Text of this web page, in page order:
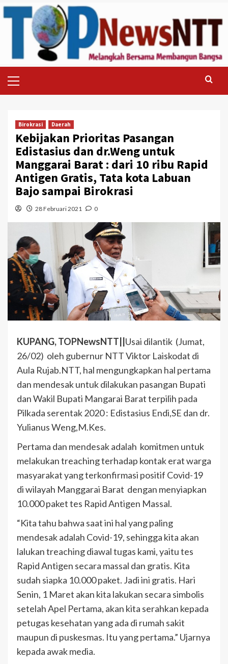
Skip
to
Menu
Birokrasi Daerah
Kebijakan Prioritas Pasangan
Edistasius dan dr.Weng untuk
Manggarai Barat : dari 10 ribu Rapid
Antigen Gratis, Tata kota Labuan
Bajo sampai Birokrasi
28 Februari 2021 0
KUPANG, TOPNewsNTT||Usai dilantik (Jumat,
26/02) oleh gubernur NTT Viktor Laiskodat di
Aula Rujab.NTT, hal mengungkapkan hal pertama
dan mendesak untuk dilakukan pasangan Bupati
dan Wakil Bupati Mangarai Barat terpilih pada
Pilkada serentak 2020 : Edistasius Endi,SE dan dr.
Yulianus Weng,M.Kes.
Pertama dan mendesak adalah komitmen untuk
melakukan treaching terhadap kontak erat warga
masyarakat yang terkonfirmasi positif Covid-19
di wilayah Manggarai Barat dengan menyiapkan
10.000 paket tes Rapid Antigen Massal.
“Kita tahu bahwa saat ini hal yang paling
mendesak adalah Covid-19, sehingga kita akan
lalukan treaching diawal tugas kami, yaitu tes
Rapid Antigen secara massal dan gratis. Kita
sudah siapka 10.000 paket. Jadi ini gratis. Hari
Senin, 1 Maret akan kita lakukan secara simbolis
setelah Apel Pertama, akan kita serahkan kepada
petugas kesehatan yang ada di rumah sakit
maupun di puskesmas. Itu yang pertama.” Ujarnya
kepada awak media.